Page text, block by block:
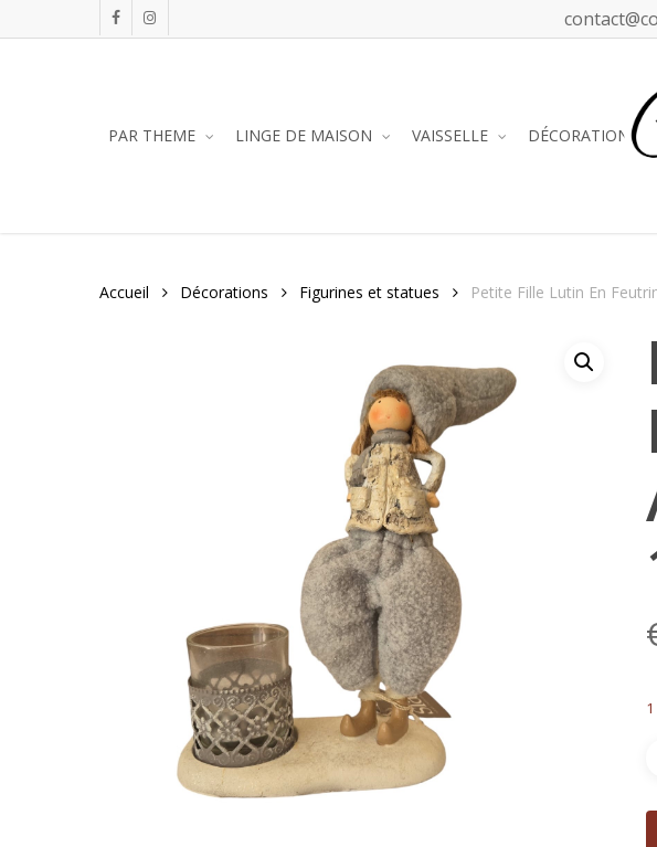
to
facebookinstagram
PAR THEME LINGE DE MAISON VAISSELLE DÉCORATION
Accueil Décorations Figurines et statues Petite Fille Lutin En